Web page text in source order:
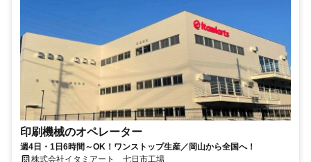
印刷機械のオペレーター
週4日・1日6時間～OK！ワンストップ生産／岡山から全国へ！
株式会社イタミアート 七日市工場